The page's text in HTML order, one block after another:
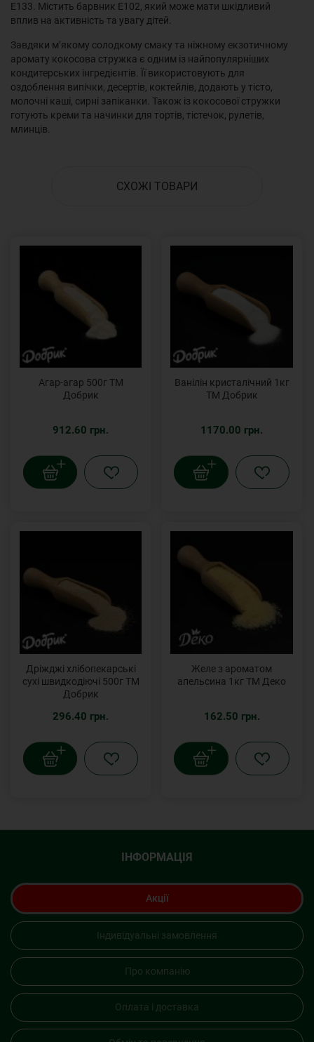
Е133. Містить барвник Е102, який може мати шкідливий
вплив на активність та увагу дітей.
Завдяки м’якому солодкому смаку та ніжному екзотичному
аромату кокосова стружка є одним із найпопулярніших
кондитерських інгредієнтів. Її використовують для
оздоблення випічки, десертів, коктейлів, додають у тісто,
молочні каші, сирні запіканки. Також із кокосової стружки
готують креми та начинки для тортів, тістечок, рулетів,
млинців.
СХОЖІ ТОВАРИ
Агар-агар 500г ТМ
Добрик
912.60 грн.
Ванілін кристалічний 1кг
ТМ Добрик
1170.00 грн.
Дріжджі хлібопекарські
сухі швидкодіючі 500г ТМ
Добрик
296.40 грн.
Желе з ароматом
апельсина 1кг ТМ Деко
162.50 грн.
ІНФОРМАЦІЯ
Акції
Індивідуальні замовлення
Про компанію
Оплата і доставка